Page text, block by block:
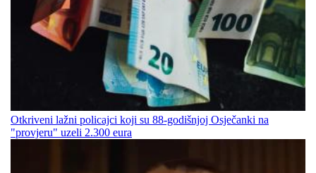
Otkriveni lažni policajci koji su 88-godišnjoj Osječanki na
"provjeru" uzeli 2.300 eura